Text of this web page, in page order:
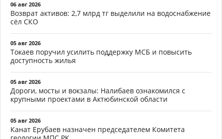
06 авг 2026
Возврат активов: 2,7 млрд тг выделили на водоснабжение
сёл СКО
05 авг 2026
Токаев поручил усилить поддержку МСБ и повысить
доступность жилья
05 авг 2026
Дороги, мосты и вокзалы: Налибаев ознакомился с
крупными проектами в Актюбинской области
05 авг 2026
Канат Ерубаев назначен председателем Комитета